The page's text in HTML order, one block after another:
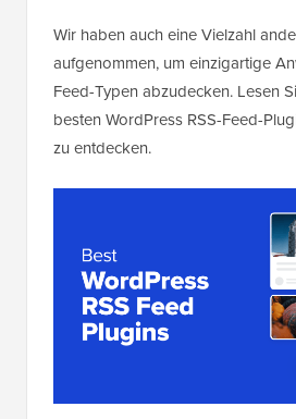
Wir haben auch eine Vielzahl
aufgenommen, um einzigartige
Feed-Typen abzudecken. Lesen
besten WordPress RSS-Feed-
zu entdecken.